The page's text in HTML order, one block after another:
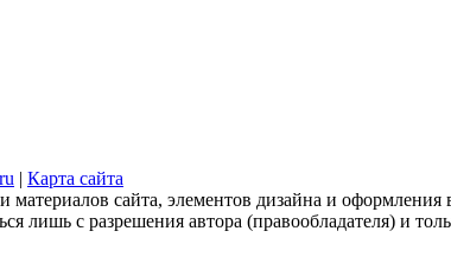
| Карта сайта
сайта, элементов дизайна и
лишь с разрешения автора (правообладателя) и